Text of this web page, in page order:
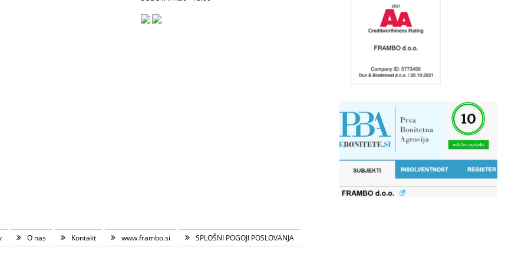
O nas Kontakt www.frambo.si SPLOŠNI POGOJI POSLOVANJA